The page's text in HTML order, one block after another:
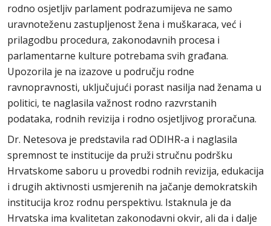
rodno osjetljiv parlament podrazumijeva ne samo
uravnoteženu zastupljenost žena i muškaraca, već i
prilagodbu procedura, zakonodavnih procesa i
parlamentarne kulture potrebama svih građana.
Upozorila je na izazove u području rodne
ravnopravnosti, uključujući porast nasilja nad ženama u
politici, te naglasila važnost rodno razvrstanih
podataka, rodnih revizija i rodno osjetljivog proračuna.
Dr. Netesova je predstavila rad ODIHR-a i naglasila
spremnost te institucije da pruži stručnu podršku
Hrvatskome saboru u provedbi rodnih revizija, edukacija
i drugih aktivnosti usmjerenih na jačanje demokratskih
institucija kroz rodnu perspektivu. Istaknula je da
Hrvatska ima kvalitetan zakonodavni okvir, ali da i dalje